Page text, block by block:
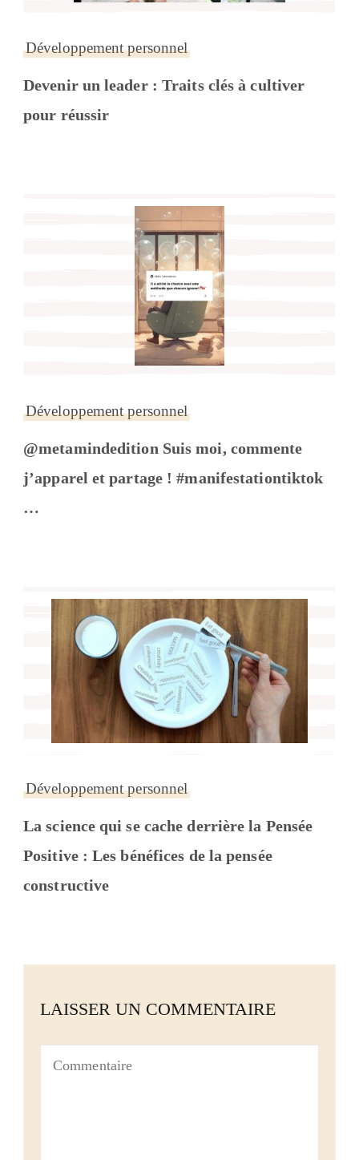
Développement personnel
Devenir un leader : Traits clés à cultiver
pour réussir
Développement personnel
@metamindedition Suis moi, commente
j’apparel et partage ! #manifestationtiktok
…
Développement personnel
La science qui se cache derrière la Pensée
Positive : Les bénéfices de la pensée
constructive
LAISSER UN COMMENTAIRE